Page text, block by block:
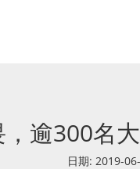
逾300名
日期: 2019-